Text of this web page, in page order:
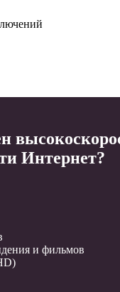
Интернет?
и фильмов